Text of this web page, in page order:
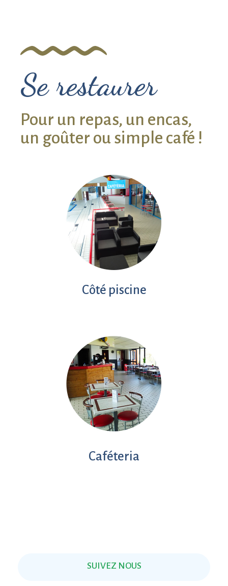
Se restaurer
Pour un repas, un encas,
un goûter ou simple café !
Côté piscine
Caféteria
SUIVEZ NOUS